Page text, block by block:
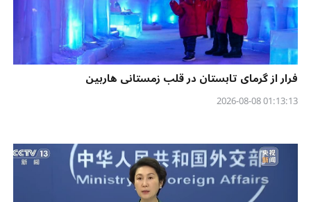
فرار از گرمای تابستان در قلب زمستانی هاربین
01:13:13 2026-08-08